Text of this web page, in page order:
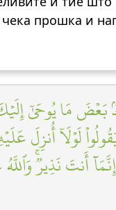
прошка и
بَعۡضَ مَا يُوحَىٰٓ
لَوۡلَآ أُنزِلَ
أَنتَ نَذِيرٞۚ